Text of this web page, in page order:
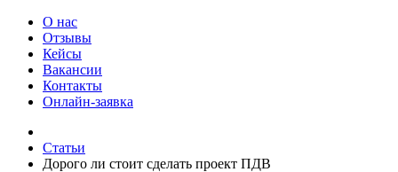
О нас
Отзывы
Кейсы
Вакансии
Контакты
Онлайн-заявка
Статьи
Дорого ли стоит сделать проект ПДВ